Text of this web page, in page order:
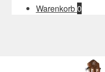
Warenkorb0